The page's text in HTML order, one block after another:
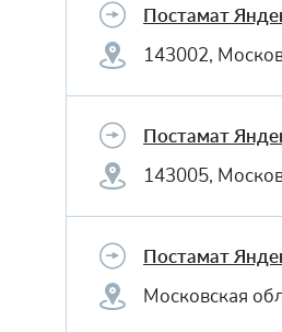
Постамат
143002,
Постамат
143005,
Постамат
Московская